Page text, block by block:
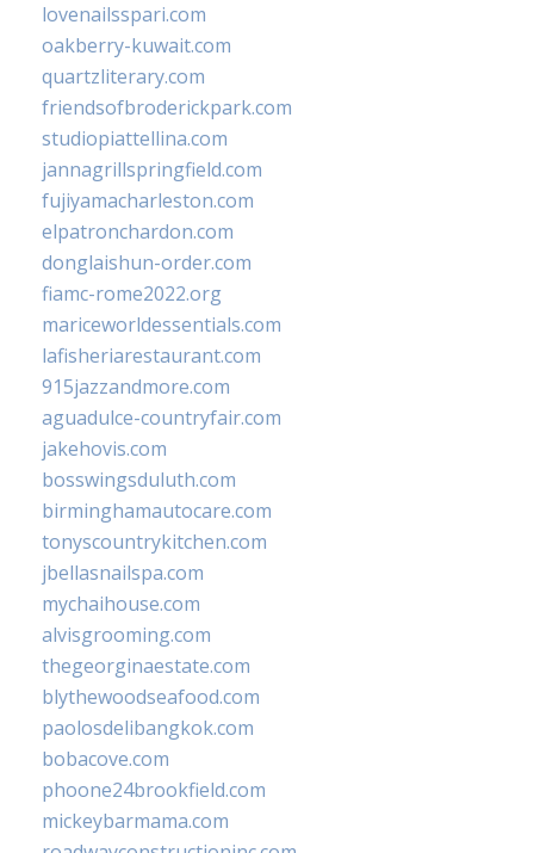
lovenailsspari.com
oakberry-kuwait.com
quartzliterary.com
friendsofbroderickpark.com
studiopiattellina.com
jannagrillspringfield.com
fujiyamacharleston.com
elpatronchardon.com
donglaishun-order.com
fiamc-rome2022.org
mariceworldessentials.com
lafisheriarestaurant.com
915jazzandmore.com
aguadulce-countryfair.com
jakehovis.com
bosswingsduluth.com
birminghamautocare.com
tonyscountrykitchen.com
jbellasnailspa.com
mychaihouse.com
alvisgrooming.com
thegeorginaestate.com
blythewoodseafood.com
paolosdelibangkok.com
bobacove.com
phoone24brookfield.com
mickeybarmama.com